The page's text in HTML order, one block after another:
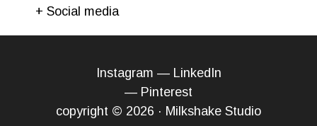
+ Social media
Instagram — LinkedIn
— Pinterest
copyright © 2026 · Milkshake Studio